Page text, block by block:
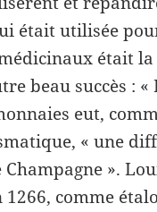
était utilisée
était
beau succès :
eut,
« une
».
comme